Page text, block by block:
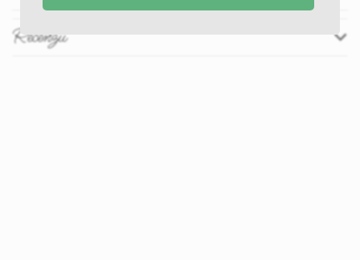
Recenzii